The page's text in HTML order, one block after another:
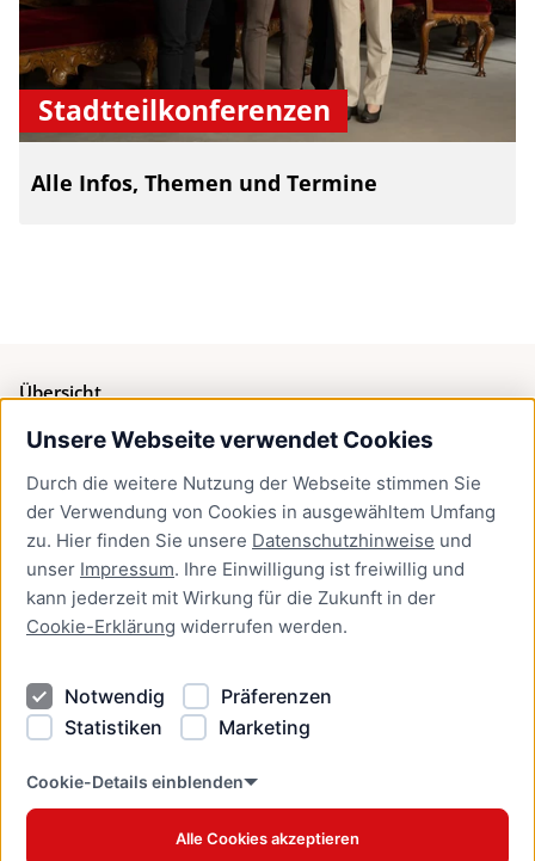
Unsere Webseite verwendet Cookies
Durch die weitere Nutzung der Webseite stimmen Sie
der Verwendung von Cookies in ausgewähltem Umfang
zu. Hier finden Sie unsere Datenschutzhinweise und
unser Impressum. Ihre Einwilligung ist freiwillig und
kann jederzeit mit Wirkung für die Zukunft in der
Cookie-Erklärung widerrufen werden.
Notwendig
Präferenzen
Statistiken
Marketing
Cookie-Details einblenden
Alle Cookies akzeptieren
Stadtteilkonferenzen
Alle Infos, Themen und Termine
Übersicht
Bürgerservice
Presse
Newsletter Lübeck:kompakt
Kontakt
Kontakt
Datenschutzhinweise
Barrierefreiheit
Cookie Erklärung